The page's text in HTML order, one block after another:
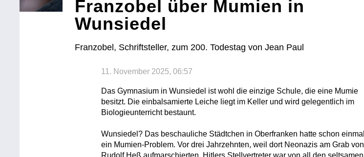
Franzobel über Mumien in
Wunsiedel
Franzobel, Schriftsteller, zum 200. Todestag von Jean Paul
11. November 2025, 06:57
Das Gymnasium in Wunsiedel ist wohl die einzige Schule, die eine Mumie
besitzt. Die einbalsamierte Leiche liegt im Keller und wird gelegentlich im
Biologieunterricht bestaunt.
Wunsiedel? Das beschauliche Städtchen in Oberfranken hatte schon einmal
ein Mumien-Problem. Vor drei Jahrzehnten, weil dort Neonazis am Grab von